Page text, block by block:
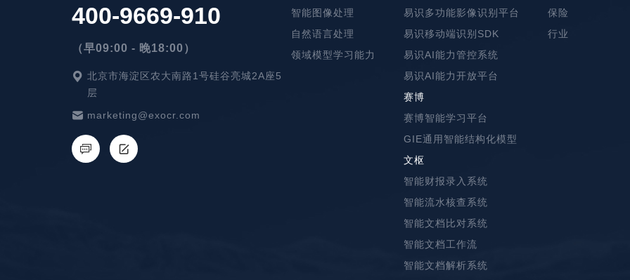
400-9669-910
（早09:00 - 晚18:00）
北京市海淀区农大南路1号硅谷亮城2A座5
层
marketing@exocr.com
智能图像处理
自然语言处理
领域模型学习能力
易识多功能影像识别平台
易识移动端识别SDK
易识AI能力管控系统
易识AI能力开放平台
赛博
赛博智能学习平台
GIE通用智能结构化模型
文枢
智能财报录入系统
智能流水核查系统
智能文档比对系统
智能文档工作流
智能文档解析系统
保险
行业